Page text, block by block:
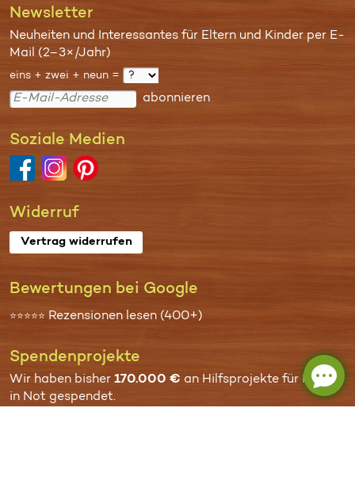
Newsletter
Neuheiten und Interessantes für Eltern und Kinder per E-
Mail (2–3×/Jahr)
eins + zwei + neun =
abonnieren
Soziale Medien
Widerruf
Vertrag widerrufen
Bewertungen bei Google
⭐⭐⭐⭐⭐ Rezensionen lesen (400+)
Spenden­projekte
Wir haben bisher 170.000 € an Hilfsprojekte für Kinder
in Notgespendet.